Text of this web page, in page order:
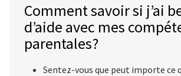
Comment savoir si j’ai
d’aide avec mes
parentales?
Sentez-vous que peut importe ce